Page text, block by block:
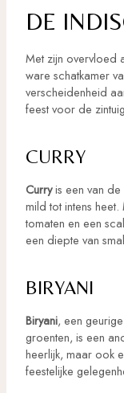
DE
Met zijn overvloed
ware schatkamer
verscheidenheid
feest voor de
CURRY
Curryis een van de
mild tot intens
tomaten en een
een diepte van
BIRYANI
Biryani, een
groenten, is een
heerlijk, maar ook
feestelijke